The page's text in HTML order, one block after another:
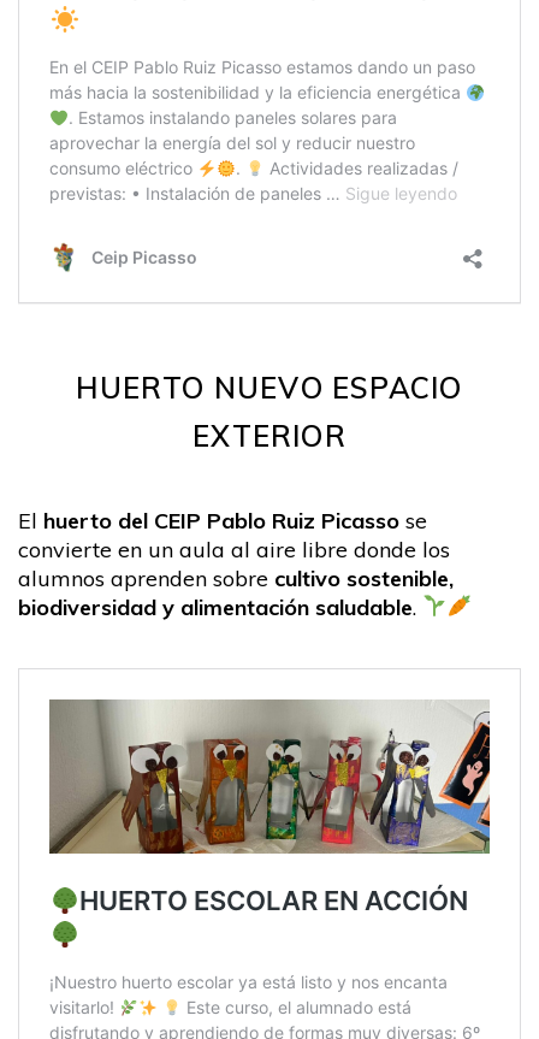
HUERTO NUEVO ESPACIO
EXTERIOR
El huerto del CEIP Pablo Ruiz Picasso se
convierte en un aula al aire libre donde los
alumnos aprenden sobre cultivo sostenible,
biodiversidad y alimentación saludable.